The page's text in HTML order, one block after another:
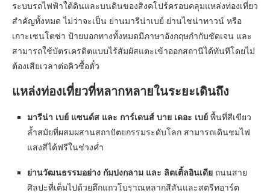
ระบบรถไฟฟ้าใต้ดินและบนดินของสิงคโปร์ครอบคลุมแหล่งท่องเที่ยว
สำคัญทั้งหมด ไม่ว่าจะเป็น ย่านมารีน่าเบย์ ย่านไชน่าทาวน์ หรือ
เกาะเซนโตซ่า ป้ายบอกทางทั้งหมดมีภาษาอังกฤษกำกับชัดเจน และ
สามารถใช้บัตรเครดิตแบบไร้สัมผัสแตะเข้าออกสถานีได้ทันทีโดยไม่
ต้องเสียเวลาต่อคิวซื้อตั๋ว
แหล่งท่องเที่ยวที่หลากหลายในระยะเดินถึง
มารีน่า เบย์ แซนด์ส และ การ์เดนส์ บาย เดอะ เบย์ พื้นที่สีเขียว
ล้ำสมัยที่ผสมผสานสถาปัตยกรรมระดับโลก สามารถเดินชมไฟ
แสงสีได้ฟรีในช่วงค่ำ
ย่านวัฒนธรรมอย่าง กัมปงกลาม และ ลิตเติ้ลอินเดีย ถนนสาย
ศิลปะที่เต็มไปด้วยตึกแถวโบราณหลากสีสันและสตรีทอาร์ต